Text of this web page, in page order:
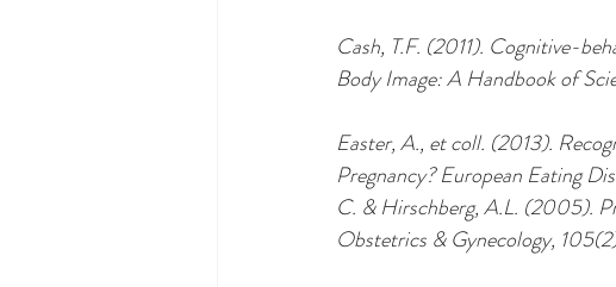
Cash, T.F. (2011). Cognitive-
Body Image: A Handbook of
Easter, A., et coll. (2013).
Pregnancy? European Eating
C. & Hirschberg, A.L. (2005).
Obstetrics & Gynecology,